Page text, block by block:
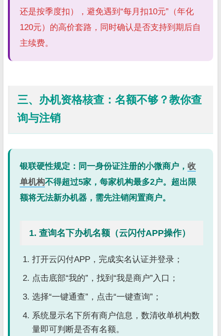
还是按季度扣），避免遇到“每月扣10元”（年化
120元）的高价套路，同时确认是否支持到期后自
主续费。
三、办机资格核查：名额不够？教你查
询与注销
银联硬性规定：同一身份证注册的小微商户， 收
单机构不得超过5家，每家机构最多2户。超出限
额将无法新办机器，需先注销闲置商户。
1. 查询名下办机名额（云闪付APP操作）
打开云闪付APP，完成实名认证并登录；
点击底部“我的”，找到“我是商户”入口；
选择“一键通查”，点击“一键查询”；
系统显示名下所有商户信息，数清收单机构数
量即可判断是否有名额。